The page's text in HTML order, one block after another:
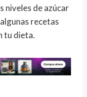
niveles de azúcar
recetas
tu dieta.